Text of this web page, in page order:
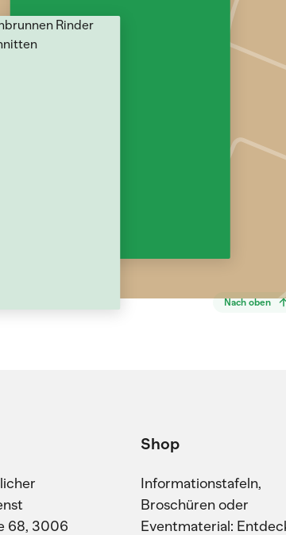
Nach oben
68, 3006
Shop
Informationstafeln,
Broschüren oder
Eventmaterial: